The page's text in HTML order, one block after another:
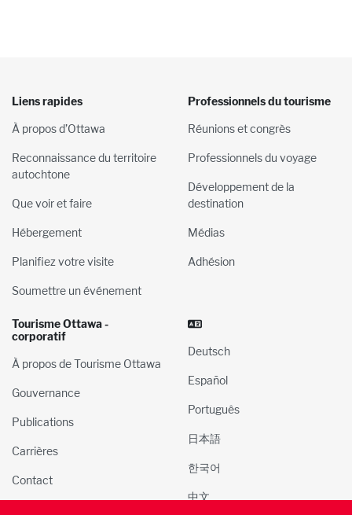
Liens rapides
À propos d’Ottawa
Reconnaissance du territoire
autochtone
Que voir et faire
Hébergement
Planifiez votre visite
Soumettre un événement
Professionnels du tourisme
Réunions et congrès
Professionnels du voyage
Développement de la
destination
Médias
Adhésion
Tourisme Ottawa -
corporatif
À propos de Tourisme Ottawa
Gouvernance
Publications
Carrières
Contact
Deutsch
Español
Português
日本語
한국어
中文